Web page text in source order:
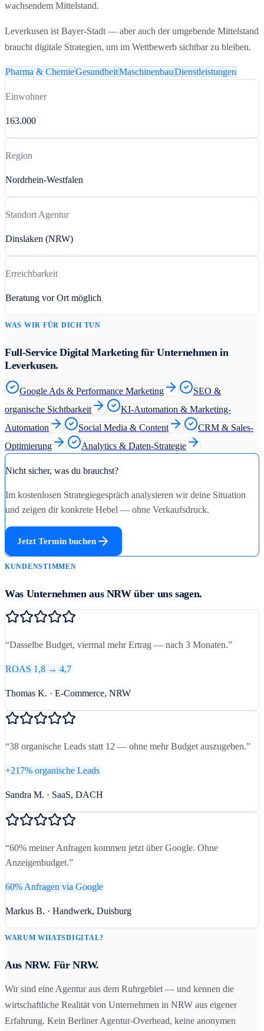
wachsendem Mittelstand.
Leverkusen ist Bayer-Stadt — aber auch der umgebende Mittelstand
braucht digitale Strategien, um im Wettbewerb sichtbar zu bleiben.
Pharma & ChemieGesundheitMaschinenbauDienstleistungen
Einwohner
163.000
Region
Nordrhein-Westfalen
Standort Agentur
Dinslaken (NRW)
Erreichbarkeit
Beratung vor Ort möglich
WAS WIR FÜR DICH TUN
Full-Service Digital Marketing für Unternehmen in
Leverkusen.
Google Ads & Performance Marketing
SEO &
organische Sichtbarkeit
KI-Automation & Marketing-
Automation
Social Media & Content
CRM & Sales-
Optimierung
Analytics & Daten-Strategie
Nicht sicher, was du brauchst?
Im kostenlosen Strategiegespräch analysieren wir deine Situation
und zeigen dir konkrete Hebel — ohne Verkaufsdruck.
Jetzt Termin buchen
KUNDENSTIMMEN
Was Unternehmen aus NRW über uns sagen.
“Dasselbe Budget, viermal mehr Ertrag — nach 3 Monaten.”
ROAS 1,8 → 4,7
Thomas K. · E-Commerce, NRW
“38 organische Leads statt 12 — ohne mehr Budget auszugeben.”
+217% organische Leads
Sandra M. · SaaS, DACH
“60% meiner Anfragen kommen jetzt über Google. Ohne
Anzeigenbudget.”
60% Anfragen via Google
Markus B. · Handwerk, Duisburg
WARUM WHATSDIGITAL?
Aus NRW. Für NRW.
Wir sind eine Agentur aus dem Ruhrgebiet — und kennen die
wirtschaftliche Realität von Unternehmen in NRW aus eigener
Erfahrung. Kein Berliner Agentur-Overhead, keine anonymen